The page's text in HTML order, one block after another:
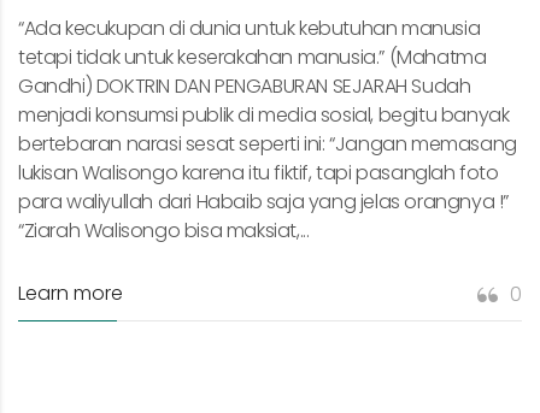
“Ada kecukupan di dunia untuk kebutuhan manusia
tetapi tidak untuk keserakahan manusia.” (Mahatma
Gandhi) DOKTRIN DAN PENGABURAN SEJARAH Sudah
menjadi konsumsi publik di media sosial, begitu banyak
bertebaran narasi sesat seperti ini: “Jangan memasang
lukisan Walisongo karena itu fiktif, tapi pasanglah foto
para waliyullah dari Habaib saja yang jelas orangnya !”
“Ziarah Walisongo bisa maksiat,...
Learn more 0